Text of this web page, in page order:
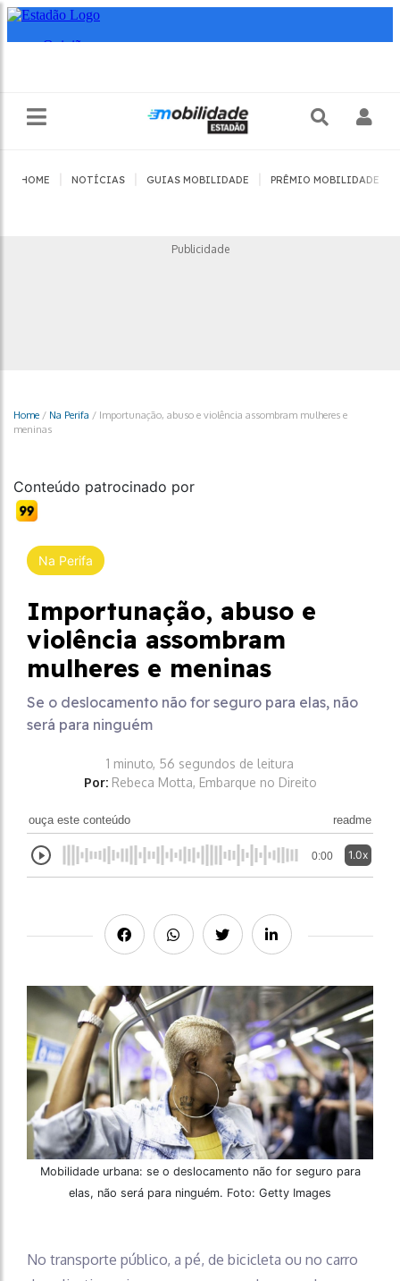
HOME NOTÍCIAS GUIAS MOBILIDADE PRÊMIO MOBILIDADE
Publicidade
Home / Na Perifa / Importunação, abuso e violência assombram mulheres e
meninas
Conteúdo patrocinado por
Na Perifa
Importunação, abuso e
violência assombram
mulheres e meninas
Se o deslocamento não for seguro para elas, não
será para ninguém
1 minuto, 56 segundos de leitura
Por: Rebeca Motta, Embarque no Direito
ouça este conteúdo readme
0:00 1.0x
Mobilidade urbana: se o deslocamento não for seguro para
elas, não será para ninguém. Foto: Getty Images
No transporte público, a pé, de bicicleta ou no carro